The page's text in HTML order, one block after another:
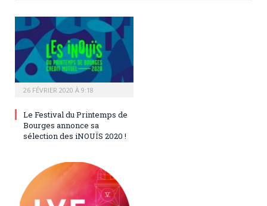
26 FÉVRIER 2020 À 9:18
Le Festival du Printemps de
Bourges annonce sa
sélection des iNOUÏS 2020 !